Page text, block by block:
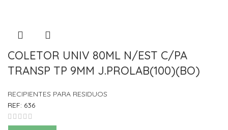
COLETOR UNIV 80ML N/EST C/PA
TRANSP TP 9MM J.PROLAB(100)(BO)
RECIPIENTES PARA RESIDUOS
REF: 636